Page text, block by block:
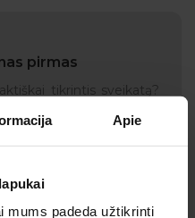
Apie
mums padeda užtikrinti
pirmas
tikrintis sveikatą?
priminimai į Jūsų pašto
ne tik naudingos